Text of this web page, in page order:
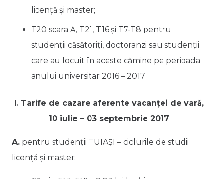
licenţă și master;
T20 scara A, T21, T16 și T7-T8 pentru
studenţii căsătoriţi, doctoranzi sau studenții
care au locuit în aceste cămine pe perioada
anului universitar 2016 – 2017.
I. Tarife de cazare aferente vacanței de vară,
10 iulie – 03 septembrie 2017
A. pentru studenţii TUIAȘI – ciclurile de studii
licență și master: